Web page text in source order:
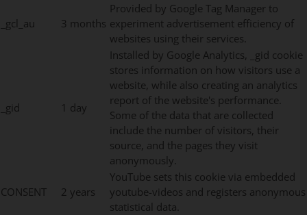
_gcl_au 3 months
Provided by Google Tag Manager to
experiment advertisement efficiency of
websites using their services.
_gid 1 day
Installed by Google Analytics, _gid cookie
stores information on how visitors use a
website, while also creating an analytics
report of the website's performance.
Some of the data that are collected
include the number of visitors, their
source, and the pages they visit
anonymously.
CONSENT 2 years
YouTube sets this cookie via embedded
youtube-videos and registers anonymous
statistical data.